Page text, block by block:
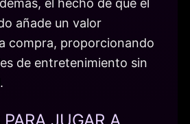
el hecho de que el
añade un valor
compra, proporcionando
de entretenimiento sin
JUGAR A